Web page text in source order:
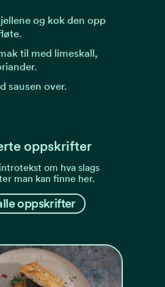
og kok den opp
til med limeskall,
sausen over.
oppskrifter
om hva slags
man kan finne her.
oppskrifter